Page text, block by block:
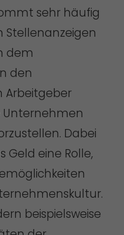
sehr häufig
Stellenanzeigen
dem
den
Arbeitgeber
Unternehmen
Dabei
Geld eine Rolle,
beispielsweise